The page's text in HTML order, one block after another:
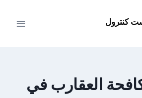
كنترول
العقارب في